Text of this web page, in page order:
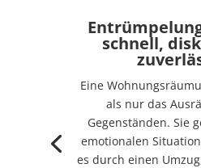
schnell,
Eine
als nur das
Gegenständen. Sie
emotionalen
es durch einen